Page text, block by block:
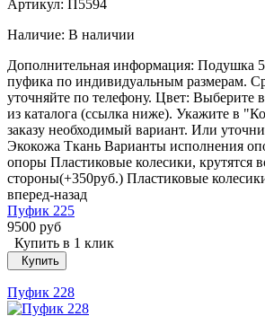
Артикул: П5594
Наличие: В наличии
Дополнительная информация: Подушка
пуфика по индивидуальным размерам.
уточняйте по телефону. Цвет: Выберите
из каталога (ссылка ниже). Укажите в
заказу необходимый вариант. Или
Экокожа Ткань Варианты исполнения
опоры Пластиковые колесики, крутятся
стороны(+350руб.) Пластиковые
вперед-назад
Пуфик 225
9500 руб
Купить в 1 клик
Купить
Пуфик 228